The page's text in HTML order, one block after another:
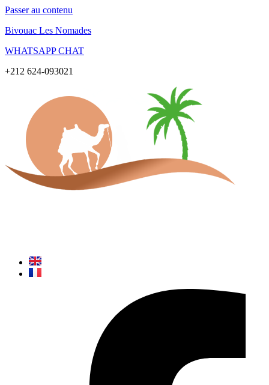
Passer au contenu
Bivouac Les Nomades
WHATSAPP CHAT
+212 624-093021